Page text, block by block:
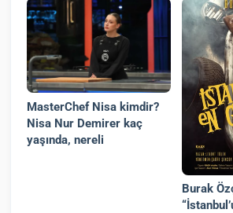
MasterChef Nisa kimdir?
Nisa Nur Demirer kaç
yaşında, nereli
Burak